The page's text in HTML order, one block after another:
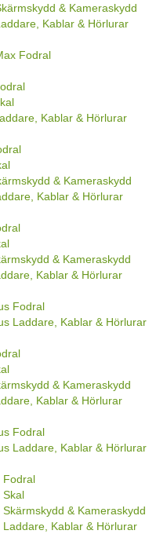
& Kameraskydd
Kablar & Hörlurar
Fodral
Kablar & Hörlurar
& Kameraskydd
Kablar & Hörlurar
& Kameraskydd
Kablar & Hörlurar
Fodral
Laddare, Kablar & Hörlurar
& Kameraskydd
Kablar & Hörlurar
Fodral
Laddare, Kablar & Hörlurar
Fodral
Skal
Skärmskydd & Kameraskydd
Laddare, Kablar & Hörlurar